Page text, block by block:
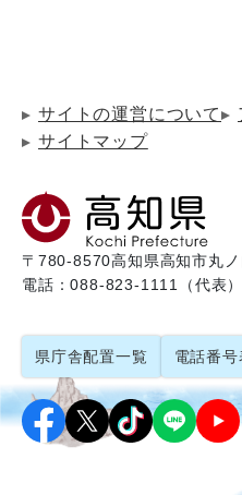
サイトの運営について
サイトマップ
〒780-8570高知県高知市丸
電話：088-823-1111（代表
県庁舎配置一覧 電話番号